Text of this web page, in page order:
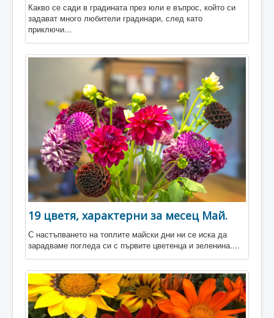
Какво се сади в градината през юли е въпрос, който си
задават много любители градинари, след като
приключи...
19 цветя, характерни за месец Май.
С настъпването на топлите майски дни ни се иска да
зарадваме погледа си с първите цветенца и зеленина....